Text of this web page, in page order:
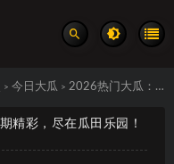
> 今日大瓜 > 2026热门大瓜：五一吃瓜指南：假期精彩，尽在瓜田乐园！ 真实事件汇总
精彩，尽在瓜田乐园！